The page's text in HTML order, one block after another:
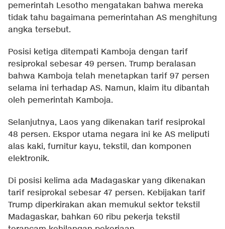
pemerintah Lesotho mengatakan bahwa mereka
tidak tahu bagaimana pemerintahan AS menghitung
angka tersebut.
Posisi ketiga ditempati Kamboja dengan tarif
resiprokal sebesar 49 persen. Trump beralasan
bahwa Kamboja telah menetapkan tarif 97 persen
selama ini terhadap AS. Namun, klaim itu dibantah
oleh pemerintah Kamboja.
Selanjutnya, Laos yang dikenakan tarif resiprokal
48 persen. Ekspor utama negara ini ke AS meliputi
alas kaki, furnitur kayu, tekstil, dan komponen
elektronik.
Di posisi kelima ada Madagaskar yang dikenakan
tarif resiprokal sebesar 47 persen. Kebijakan tarif
Trump diperkirakan akan memukul sektor tekstil
Madagaskar, bahkan 60 ribu pekerja tekstil